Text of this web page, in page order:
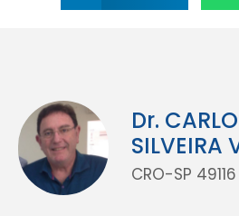
Dr.
SILVEIRA
CRO-SP 49116